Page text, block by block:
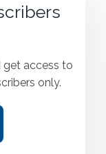
get access to
only.